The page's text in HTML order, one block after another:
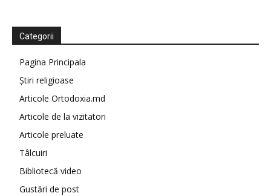
Categorii
Pagina Principala
Știri religioase
Articole Ortodoxia.md
Articole de la vizitatori
Articole preluate
Tâlcuiri
Bibliotecă video
Gustări de post